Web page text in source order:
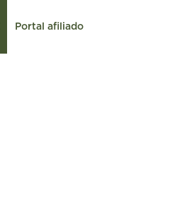
Portal afiliado